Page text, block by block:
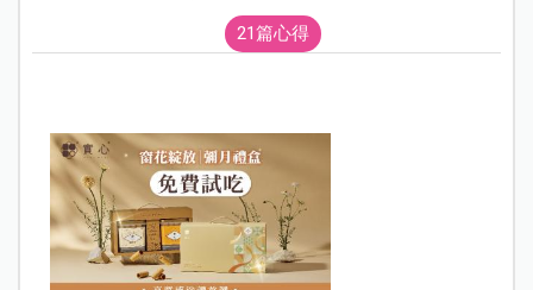
21篇心得